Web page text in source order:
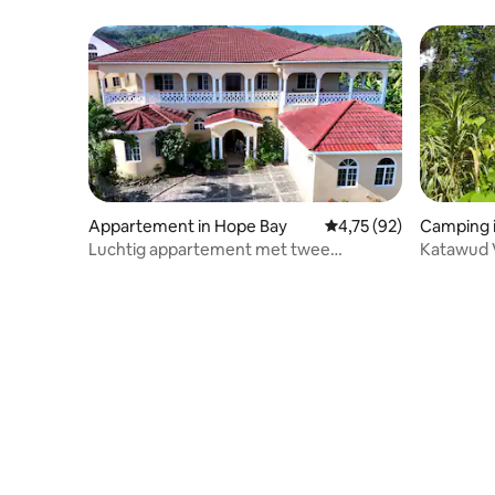
Appartement in Hope Bay Gemiddelde
4,75 (92)
Luchtig appartement met twee
Camping
Katawud